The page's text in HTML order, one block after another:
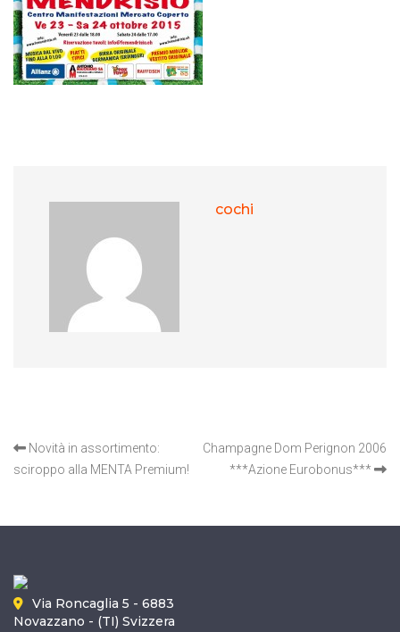
cochi
Novità in assortimento:
sciroppo alla MENTA Premium!
Champagne Dom Perignon 2006
***Azione Eurobonus***
Via Roncaglia 5 - 6883
Novazzano - (TI) Svizzera